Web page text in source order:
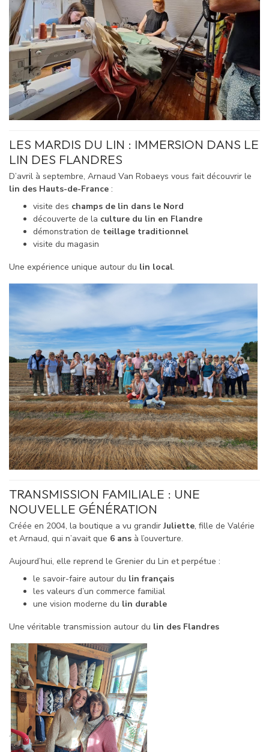
LES MARDIS DU LIN : IMMERSION DANS LE
LIN DES FLANDRES
D’avril à septembre, Arnaud Van Robaeys vous fait découvrir le
lin des Hauts-de-France :
visite des champs de lin dans le Nord
découverte de la culture du lin en Flandre
démonstration de teillage traditionnel
visite du magasin
Une expérience unique autour du lin local.
TRANSMISSION FAMILIALE : UNE
NOUVELLE GÉNÉRATION
Créée en 2004, la boutique a vu grandirJuliette, fille de Valérie
et Arnaud, qui n’avait que 6 ans à l’ouverture.
Aujourd’hui, elle reprend le Grenier du Lin et perpétue :
le savoir-faire autour du lin français
les valeurs d’un commerce familial
une vision moderne du lin durable
Une véritable transmission autour du lin des Flandres
.